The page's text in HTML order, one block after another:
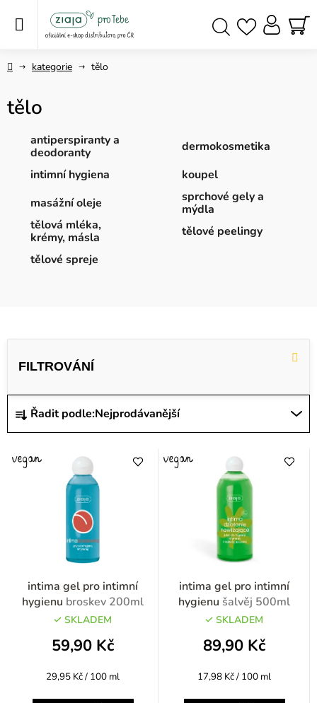
Domůkategorie tělo
tělo
antiperspiranty a
deodoranty
dermokosmetika
intimní hygiena
koupel
masážní oleje
sprchové gely a
mýdla
tělová mléka,
krémy, másla
tělové peelingy
tělové spreje
Ř
a
e
Řadit podle:Nejprodávanější
V
s
r
intima gel pro intimní
hygienu broskev 200ml
SKLADEM
59,90 Kč
Měrná
29,95 Kč / 100 ml
intima gel pro intimní
hygienu šalvěj 500ml
SKLADEM
89,90 Kč
Měrná
17,98 Kč / 100 ml